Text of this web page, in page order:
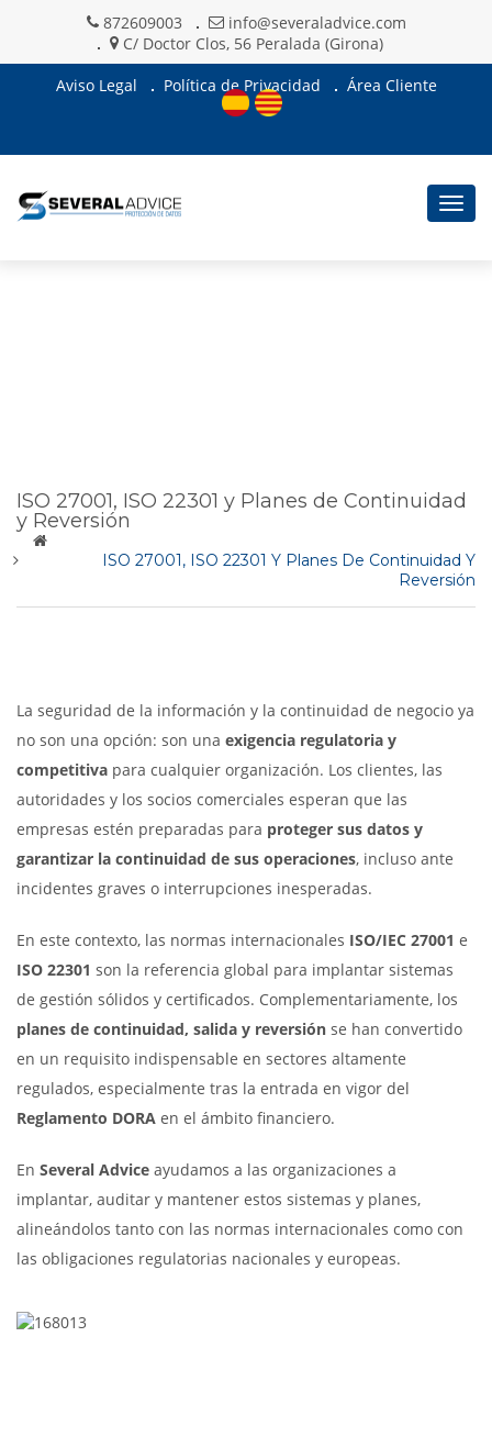
872609003
info@severaladvice.com
C/ Doctor Clos, 56 Peralada (Girona)
Aviso Legal
Política de Privacidad Área Cliente
ISO 27001, ISO 22301 y Planes de Continuidad
y Reversión
ISO 27001, ISO 22301 Y Planes De Continuidad Y
Reversión
La seguridad de la información y la continuidad de negocio ya
no son una opción: son una exigencia regulatoria y
competitiva para cualquier organización. Los clientes, las
autoridades y los socios comerciales esperan que las
empresas estén preparadas para proteger sus datos y
garantizar la continuidad de sus operaciones, incluso ante
incidentes graves o interrupciones inesperadas.
En este contexto, las normas internacionales ISO/IEC 27001 e
ISO 22301 son la referencia global para implantar sistemas
de gestión sólidos y certificados. Complementariamente, los
planes de continuidad, salida y reversión se han convertido
en un requisito indispensable en sectores altamente
regulados, especialmente tras la entrada en vigor del
Reglamento DORA en el ámbito financiero.
En Several Advice ayudamos a las organizaciones a
implantar, auditar y mantener estos sistemas y planes,
alineándolos tanto con las normas internacionales como con
las obligaciones regulatorias nacionales y europeas.